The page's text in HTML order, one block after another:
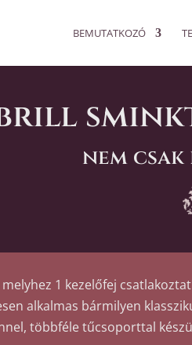
BEMUTATKOZÓ
nem
1 kezelőfej
alkalmas bármilyen
többféle tűcsoporttal